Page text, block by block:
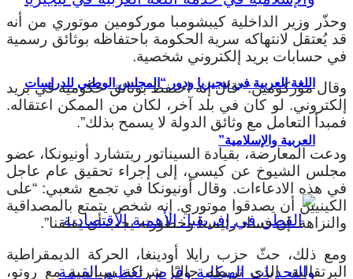
اللغة العربية في نيجيريا ودور “المجلس الوطني للدراسات
العربية والإسلامية”
وحذّر وزير الداخلية كيبشومبا موركومين موتوري من أنه
قد يُعتقل لانتهاكه سرية الحكومة باحتفاظه بوثائق رسمية
في حسابات بريد إلكتروني شخصية.
وقال موركومين: “قال إنه احتفظ بوثائق حكومية في بريد
إلكتروني. لو كان في بلد آخر، لكان من الممكن اعتقاله.
فمبدأ التعامل مع وثائق الدولة لا يسمح بذلك”.
ودعت المعارضة، بقيادة السيناتور ريتشارد أونيونكا، عضو
مجلس الشيوخ عن كيسي، إلى إجراء تحقيق عام عاجل
في هذه الادعاءات. وقال أونيونكا في تجمع شعبي: “على
الكينيين أن يصدقوا موتوري. إنه شخص يتمتع بالمصداقية
والنزاهة. إن فساد رئيسنا وخطورته يجب أن يقلقنا”.
ومع ذلك، حثّ حزب رايلا أودينغا، الحركة الديمقراطية
البرتقالية، الذي تربطه حاليًا شراكة سياسية مع روتو،